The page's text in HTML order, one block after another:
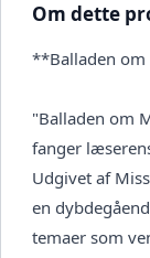
Om dette
**Balladen om
"Balladen om
fanger
Udgivet af
en
temaer som